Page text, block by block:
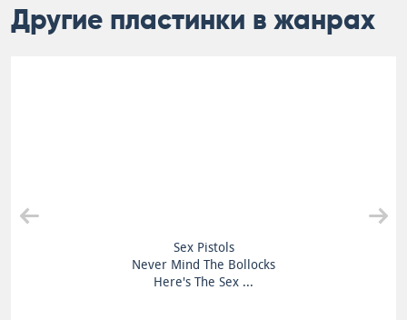
Другие пластинки в жанрах
Sex Pistols
Never Mind The Bollocks
Here's The Sex ...